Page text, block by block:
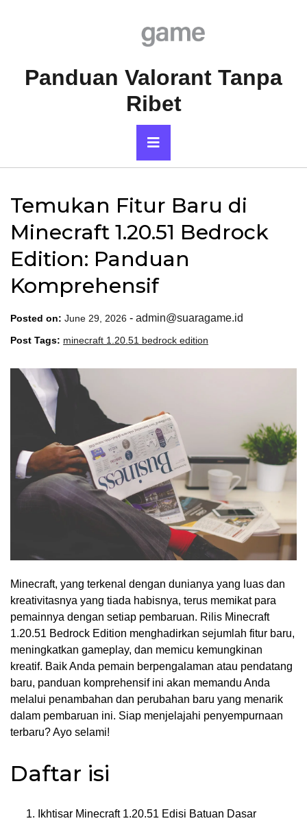
Panduan Valorant Tanpa
Ribet
Primary
Menu
Temukan Fitur Baru di
Minecraft 1.20.51 Bedrock
Edition: Panduan
Komprehensif
Posted on: June 29, 2026 - admin@suaragame.id
Post Tags: minecraft 1.20.51 bedrock edition
Minecraft, yang terkenal dengan dunianya yang luas dan
kreativitasnya yang tiada habisnya, terus memikat para
pemainnya dengan setiap pembaruan. Rilis Minecraft
1.20.51 Bedrock Edition menghadirkan sejumlah fitur baru,
meningkatkan gameplay, dan memicu kemungkinan
kreatif. Baik Anda pemain berpengalaman atau pendatang
baru, panduan komprehensif ini akan memandu Anda
melalui penambahan dan perubahan baru yang menarik
dalam pembaruan ini. Siap menjelajahi penyempurnaan
terbaru? Ayo selami!
Daftar isi
Ikhtisar Minecraft 1.20.51 Edisi Batuan Dasar